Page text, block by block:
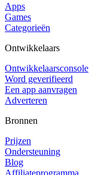
Apps
Games
Categorieën
Ontwikkelaars
Ontwikkelaarsconsole
Word geverifieerd
Een app aanvragen
Adverteren
Bronnen
Prijzen
Ondersteuning
Blog
Affiliateprogramma